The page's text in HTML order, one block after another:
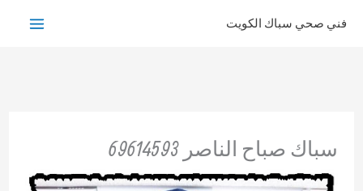
فني صحي سباك الكويت
سباك صباح الناصر 69614593